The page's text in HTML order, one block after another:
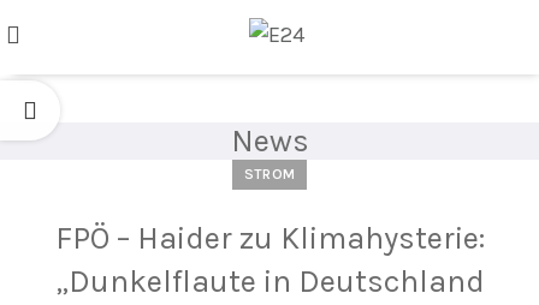
News
STROM
FPÖ – Haider zu Klimahysterie:
„Dunkelflaute in Deutschland